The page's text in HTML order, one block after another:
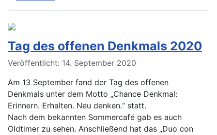
Tag des offenen Denkmals 2020
Veröffentlicht: 14. September 2020
Am 13 September fand der Tag des offenen
Denkmals unter dem Motto „Chance Denkmal:
Erinnern. Erhalten. Neu denken.“ statt.
Nach dem bekannten Sommercafé gab es auch
Oldtimer zu sehen. Anschließend hat das „Duo con